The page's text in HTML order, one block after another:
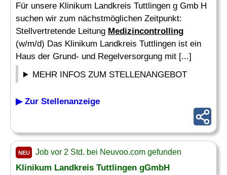
Für unsere Klinikum Landkreis Tuttlingen g Gmb H
suchen wir zum nächstmöglichen Zeitpunkt:
Stellvertretende Leitung Medizincontrolling
(w/m/d) Das Klinikum Landkreis Tuttlingen ist ein
Haus der Grund- und Regelversorgung mit [...]
MEHR INFOS ZUM STELLENANGEBOT
▶ Zur Stellenanzeige
NEU Job vor 2 Std. bei Neuvoo.com gefunden
Klinikum Landkreis Tuttlingen gGmbH